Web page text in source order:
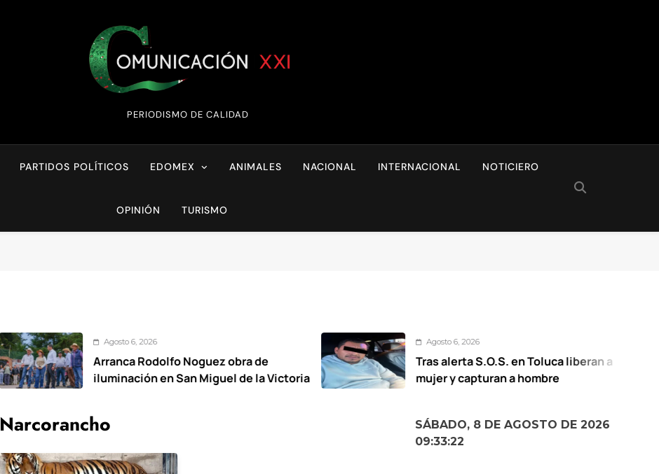
Comunicación XXI
PERIODISMO DE CALIDAD
PARTIDOS POLÍTICOS EDOMEX ANIMALES NACIONAL INTERNACIONAL NOTICIERO
OPINIÓN TURISMO
Agosto 6, 2026
Arranca Rodolfo Noguez obra de
iluminación en San Miguel de la Victoria
Agosto 6, 2026
Tras alerta S.O.S. en Toluca liberan a
mujer y capturan a hombre
Narcorancho
SÁBADO, 8 DE AGOSTO DE 2026
09:33:23